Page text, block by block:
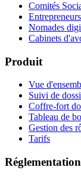
Comités
Nomades
Cabinets
Produit
Vue
Suivi de
Coffre-fort
Tableau de
Gestion des
Tarifs
Réglementation